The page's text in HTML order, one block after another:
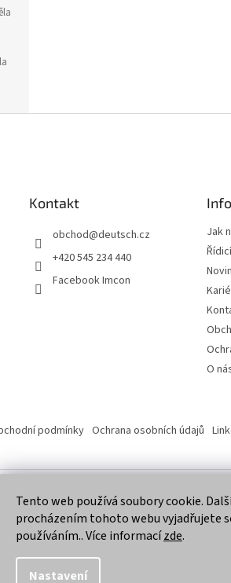
Tento web používá soubory cookie.
procházením tohoto webu vyjadřujete
používáním.. Více informacízde.
Nastavení
Kontakt
obchod@deutsch.cz
+420 545 234 440
Facebook Imcon
Jak
O
podmínky Ochrana osobních údajů
. Všechna práva vyhrazena.